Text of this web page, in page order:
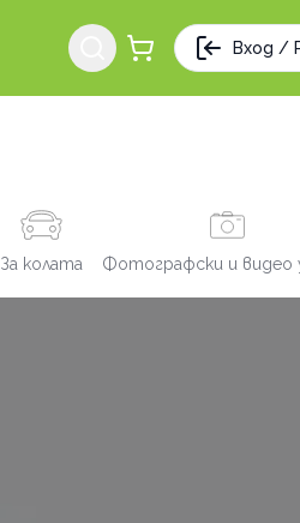
Вход /
За колата Фотографски и видео